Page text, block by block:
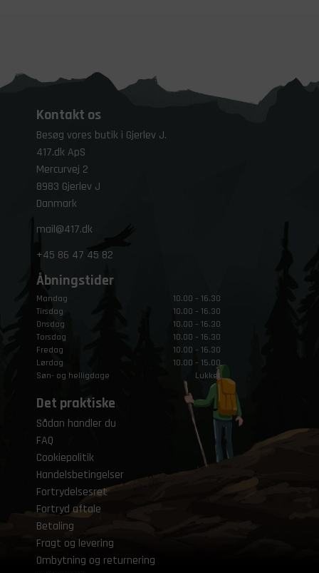
Kontakt os
Besøg vores butik i Gjerlev J.
417.dk ApS
Mercurvej 2
8983 Gjerlev J
Danmark
mail@417.dk
+45 86 47 45 82
Åbningstider
Mandag
10.00 – 16.30
Tirsdag
10.00 – 16.30
Onsdag
10.00 – 16.30
Torsdag
10.00 – 16.30
Fredag
10.00 – 16.30
Lørdag
10.00 – 15.00
Søn- og helligdage
Lukket
Det praktiske
Sådan handler du
FAQ
Cookiepolitik
Handelsbetingelser
Fortrydelsesret
Fortryd aftale
Betaling
Fragt og levering
Ombytning og returnering